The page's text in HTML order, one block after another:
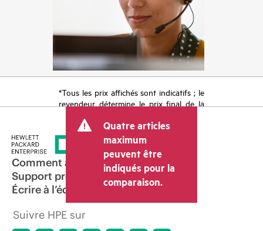
*Tous les prix affichés sont indicatifs ; le
revendeur détermine le prix final de la
tels que la TVA ou les taxes sur la vente
et les frais d’expédition. Le prix de la
transaction déterminé par le revendeur
peut varier par rapport à d’autres
revendeurs et au prix indicatif affiché.
Les prix indicatifs peuvent inclure des
offres promotionnelles limitées dans le
temps. HPE se réserve le droit d’ajuster
les prix à tout moment pour diverses
Quatre articles
maximum
peuvent être
indiqués pour la
comparaison.
Comment acheter
Support produit
Écrire à l’équipe commerciale
Suivre HPE sur